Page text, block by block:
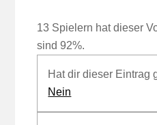
13 Spielern hat dieser
sind 92%.
Hat dir dieser Eintrag
Nein